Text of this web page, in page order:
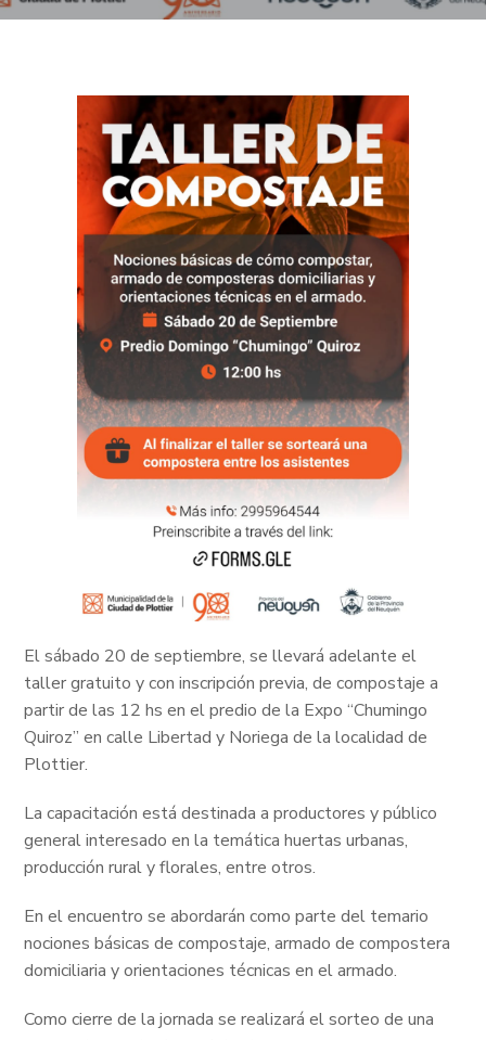
El sábado 20 de septiembre, se llevará adelante el
taller gratuito y con inscripción previa, de compostaje a
partir de las 12 hs en el predio de la Expo “Chumingo
Quiroz” en calle Libertad y Noriega de la localidad de
Plottier.
La capacitación está destinada a productores y público
general interesado en la temática huertas urbanas,
producción rural y florales, entre otros.
En el encuentro se abordarán como parte del temario
nociones básicas de compostaje, armado de compostera
domiciliaria y orientaciones técnicas en el armado.
Como cierre de la jornada se realizará el sorteo de una